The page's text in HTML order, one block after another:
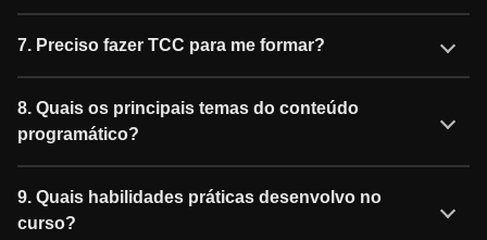
7. Preciso fazer TCC para me formar?
8. Quais os principais temas do conteúdo
programático?
9. Quais habilidades práticas desenvolvo no
curso?